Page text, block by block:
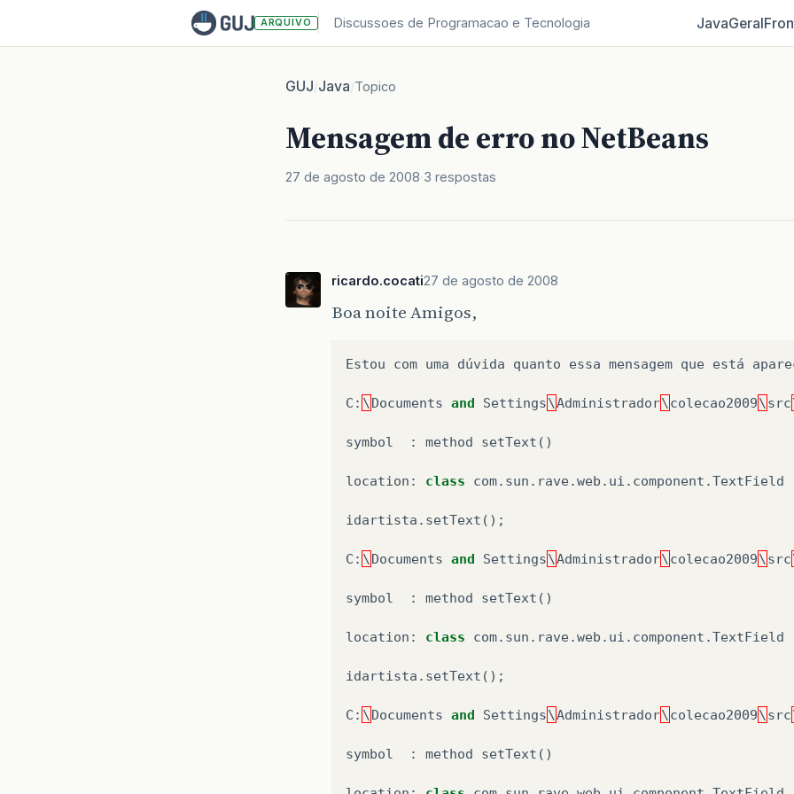
ARQUIVO Discussoes de Programacao e Tecnologia JavaGeral
GUJ/Java/Topico
Mensagem de erro no NetBeans
27 de agosto de 2008 3 respostas
ricardo.cocati27 de agosto de 2008
Boa noite Amigos,
Estou com uma dúvida quanto essa mensagem que está
C : \ Documents and Settings\Administrador\ colecao2009\ src
symbol : method setText ()
location : class com. sun . rave.web . ui . component .TextField
idartista . setText ();
C : \ Documents and Settings\Administrador\ colecao2009\ src
symbol : method setText ()
location : class com. sun . rave.web . ui . component .TextField
idartista . setText ();
C : \ Documents and Settings\Administrador\ colecao2009\ src
symbol : method setText ()